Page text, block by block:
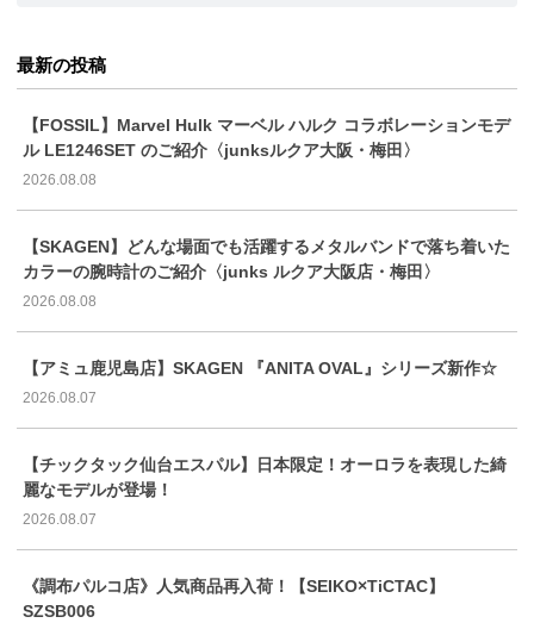
最新の投稿
【FOSSIL】Marvel Hulk マーベル ハルク コラボレーションモデ
ル LE1246SET のご紹介〈junksルクア大阪・梅田〉
2026.08.08
【SKAGEN】どんな場面でも活躍するメタルバンドで落ち着いた
カラーの腕時計のご紹介〈junks ルクア大阪店・梅田〉
2026.08.08
【アミュ鹿児島店】SKAGEN 『ANITA OVAL』シリーズ新作☆
2026.08.07
【チックタック仙台エスパル】日本限定！オーロラを表現した綺
麗なモデルが登場！
2026.08.07
《調布パルコ店》人気商品再入荷！【SEIKO×TiCTAC】
SZSB006